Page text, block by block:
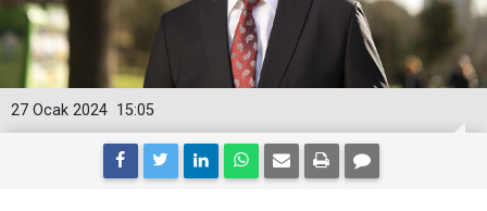
15:05
27 Ocak 2024